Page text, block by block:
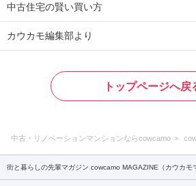
中古住宅の賢い買い方
カウカモ編集部より
トップページへ戻
中古・リノベーションマンションならcowcamo
街と暮らしの先輩マガジン cowcamo MAGAZINE（カウカモ